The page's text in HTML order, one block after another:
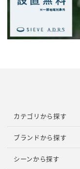
カテゴリから探す
ブランドから探す
シーンから探す